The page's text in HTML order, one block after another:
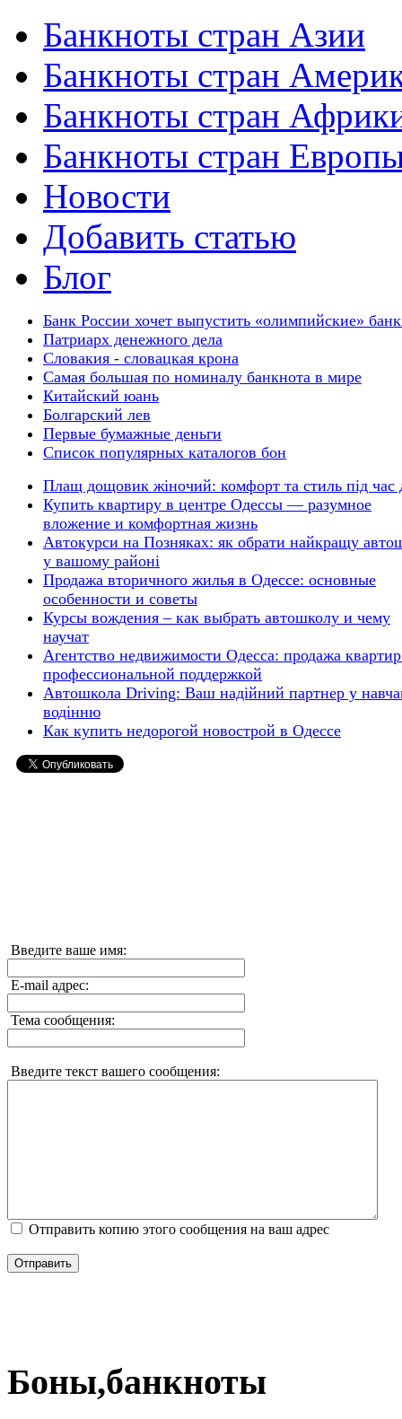
Банкноты стран Азии
Банкноты стран
Банкноты стран
Банкноты стран
Новости
Добавить статью
Блог
Банк России хочет выпустить «олимпийские»
Патриарх денежного дела
Словакия - словацкая крона
Самая большая по номиналу банкнота в мире
Китайский юань
Болгарский лев
Первые бумажные деньги
Список популярных каталогов бон
Плащ дощовик жіночий: комфорт та стиль під час
Купить квартиру в центре Одессы — разумное
вложение и комфортная жизнь
Автокурси на Позняках: як обрати найкращу
у вашому районі
Продажа вторичного жилья в Одессе: основные
особенности и советы
Курсы вождения – как выбрать автошколу и чему
научат
Агентство недвижимости Одесса: продажа
профессиональной поддержкой
Автошкола Driving: Ваш надійний партнер у
водінню
Как купить недорогой новострой в Одессе
Введите ваше имя:
E-mail адрес:
Тема сообщения:
Введите текст вашего сообщения:
Отправить копию этого сообщения на ваш адрес
Отправить
Боны,банкноты